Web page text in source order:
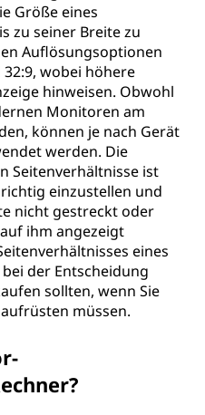
Größe eines
zu seiner Breite zu
Auflösungsoptionen
32:9, wobei höhere
hinweisen. Obwohl
Monitoren am
können je nach Gerät
werden. Die
Seitenverhältnisse ist
einzustellen und
nicht gestreckt oder
ihm angezeigt
eines
der Entscheidung
sollten, wenn Sie
müssen.